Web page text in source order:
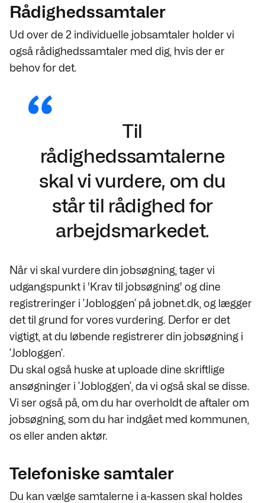
Rådighedssamtaler
Ud over de 2 individuelle jobsamtaler holder vi
også rådighedssamtaler med dig, hvis der er
behov for det.
Til
rådighedssamtalerne
skal vi vurdere, om du
står til rådighed for
arbejdsmarkedet.
Når vi skal vurdere din jobsøgning, tager vi
udgangspunkt i 'Krav til jobsøgning' og dine
registreringer i ’Jobloggen’ på jobnet.dk, og lægger
det til grund for vores vurdering. Derfor er det
vigtigt, at du løbende registrerer din jobsøgning i
’Jobloggen’.
Du skal også huske at uploade dine skriftlige
ansøgninger i ’Jobloggen’, da vi også skal se disse.
Vi ser også på, om du har overholdt de aftaler om
jobsøgning, som du har indgået med kommunen,
os eller anden aktør.
Telefoniske samtaler
Du kan vælge samtalerne i a-kassen skal holdes